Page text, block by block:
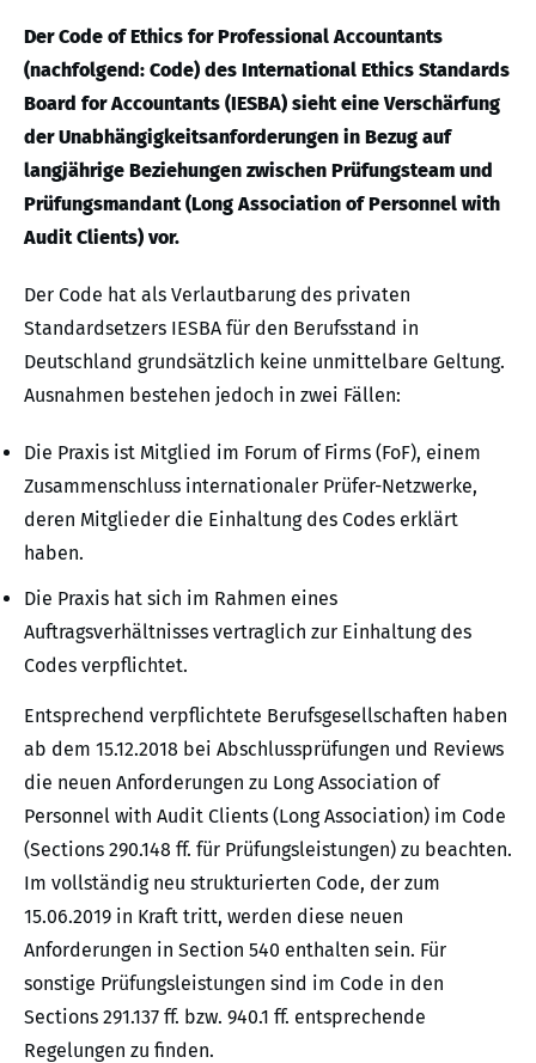
Der Code of Ethics for Professional Accountants
(nachfolgend: Code) des International Ethics Standards
Board for Accountants (IESBA) sieht eine Verschärfung
der Unabhängigkeitsanforderungen in Bezug auf
langjährige Beziehungen zwischen Prüfungsteam und
Prüfungsmandant (Long Association of Personnel with
Audit Clients) vor.
Der Code hat als Verlautbarung des privaten
Standardsetzers IESBA für den Berufsstand in
Deutschland grundsätzlich keine unmittelbare Geltung.
Ausnahmen bestehen jedoch in zwei Fällen:
Die Praxis ist Mitglied im Forum of Firms (FoF), einem
Zusammenschluss internationaler Prüfer-Netzwerke,
deren Mitglieder die Einhaltung des Codes erklärt
haben.
Die Praxis hat sich im Rahmen eines
Auftragsverhältnisses vertraglich zur Einhaltung des
Codes verpflichtet.
Entsprechend verpflichtete Berufsgesellschaften haben
ab dem 15.12.2018 bei Abschlussprüfungen und Reviews
die neuen Anforderungen zu Long Association of
Personnel with Audit Clients (Long Association) im Code
(Sections 290.148 ff. für Prüfungsleistungen) zu beachten.
Im vollständig neu strukturierten Code, der zum
15.06.2019 in Kraft tritt, werden diese neuen
Anforderungen in Section 540 enthalten sein. Für
sonstige Prüfungsleistungen sind im Code in den
Sections 291.137 ff. bzw. 940.1 ff. entsprechende
Regelungen zu finden.